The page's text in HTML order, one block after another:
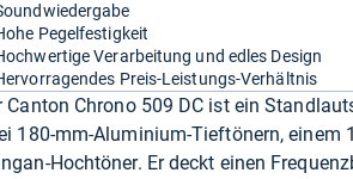
Pegelfestigkeit
Verarbeitung und edles Design
Preis-Leistungs-Verhältnis
Canton Chrono 509 DC ist ein
180-mm-Aluminium-Tieftönern, einem
Hochtöner. Er deckt einen